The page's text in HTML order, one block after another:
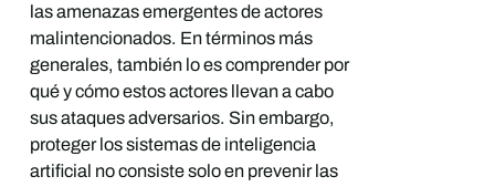
las amenazas emergentes de actores
malintencionados. En términos más
generales, también lo es comprender por
qué y cómo estos actores llevan a cabo
sus ataques adversarios. Sin embargo,
proteger los sistemas de inteligencia
artificial no consiste solo en prevenir las